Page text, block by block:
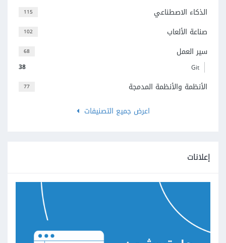
115 الذكاء الاصطناعي
102 صناعة الألعاب
68 سير العمل
38 Git
77
الأنظمة والأنظمة المدمجة
اعرض جميع التصنيفات
إعلانات